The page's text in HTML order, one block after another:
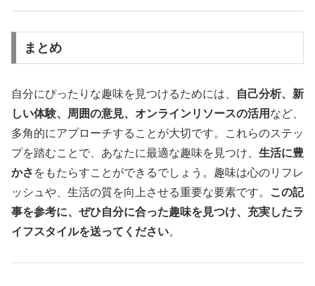
まとめ
自分にぴったりな趣味を見つけるためには、
自己分析、新
しい体験、周囲の意見、オンラインリソースの活用 など、
多角的にアプローチすることが大切です。これらのステッ
プを踏むことで、あなたに最適な趣味を見つけ、 生活に豊
かさ をもたらすことができるでしょう。趣味は心のリフレ
ッシュや、生活の質を向上させる重要な要素です。
この記
事を参考に、ぜひ自分に合った趣味を見つけ、充実したラ
イフスタイルを送ってください。